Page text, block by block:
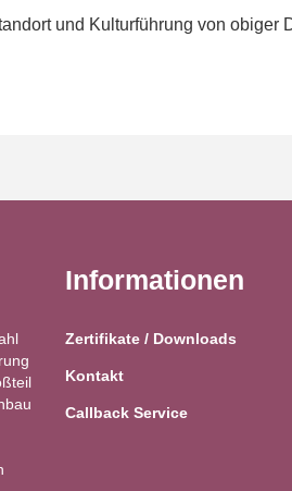
und Kulturführung von obiger
Informationen
Zertifikate / Downloads
Kontakt
Callback Service